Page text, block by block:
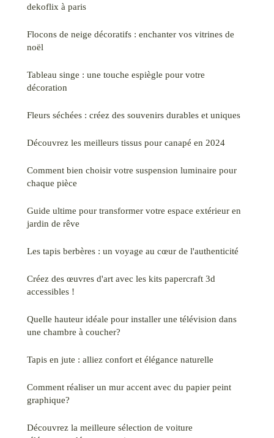
dekoflix à paris
Flocons de neige décoratifs : enchanter vos vitrines de
noël
Tableau singe : une touche espiègle pour votre
décoration
Fleurs séchées : créez des souvenirs durables et uniques
Découvrez les meilleurs tissus pour canapé en 2024
Comment bien choisir votre suspension luminaire pour
chaque pièce
Guide ultime pour transformer votre espace extérieur en
jardin de rêve
Les tapis berbères : un voyage au cœur de l'authenticité
Créez des œuvres d'art avec les kits papercraft 3d
accessibles !
Quelle hauteur idéale pour installer une télévision dans
une chambre à coucher?
Tapis en jute : alliez confort et élégance naturelle
Comment réaliser un mur accent avec du papier peint
graphique?
Découvrez la meilleure sélection de voiture